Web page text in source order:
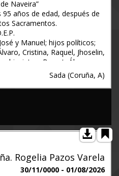
Naveira”
años de edad, después de
Sacramentos.
y Manuel; hijos políticos;
Cristina, Raquel, Jhoselin,
bisnietos, Bryant, Álvaro,
primos y demás familia.
eterno descanso de su alma.
las CINCO de la tarde, en la
a continuación, en la
nº 1, lugar Tarabelo, 58
Coruña)
981 621992
Sada (Coruña, A)
Rogelia Pazos Varela
30/11/0000 - 01/08/2026